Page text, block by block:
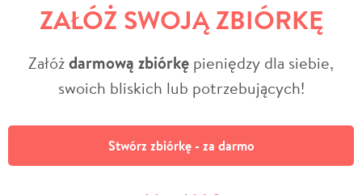
ZAŁÓŻ SWOJĄ ZBIÓRKĘ
Załóżdarmową zbiórkę pieniędzy dla siebie,
swoich bliskich lub potrzebujących!
Stwórz zbiórkę - za darmo